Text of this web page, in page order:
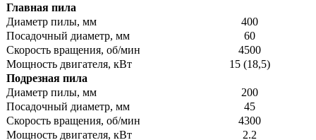
Главная пила
Диаметр пилы, мм
400
Посадочный диаметр, мм
60
Скорость вращения, об/мин
4500
Мощность двигателя, кВт
15 (18,5)
Подрезная пила
Диаметр пилы, мм
200
Посадочный диаметр, мм
45
Скорость вращения, об/мин
4300
Мощность двигателя, кВт
2.2